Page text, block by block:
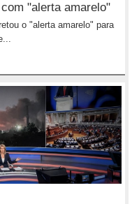
"alerta amarelo"
o "alerta amarelo" para